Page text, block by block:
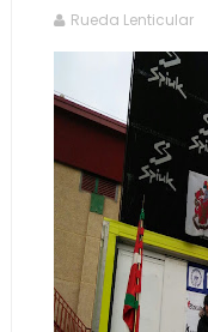
Rueda Lenticular